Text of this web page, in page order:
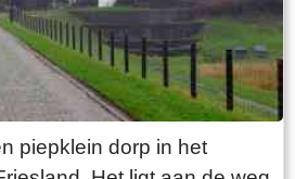
van Jongemastate
Slooten. Hij was
gemeente
voormalige gemeentehuis
Het is moeilijk voor te
verhuisde heeft hij de state
piepklein dorp in het